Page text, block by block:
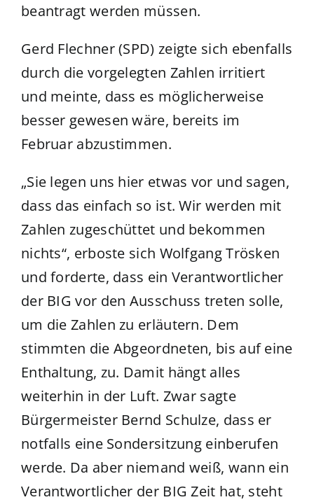
beantragt werden müssen.
Gerd Flechner (SPD) zeigte sich ebenfalls
durch die vorgelegten Zahlen irritiert
und meinte, dass es möglicherweise
besser gewesen wäre, bereits im
Februar abzustimmen.
„Sie legen uns hier etwas vor und sagen,
dass das einfach so ist. Wir werden mit
Zahlen zugeschüttet und bekommen
nichts“, erboste sich Wolfgang Trösken
und forderte, dass ein Verantwortlicher
der BIG vor den Ausschuss treten solle,
um die Zahlen zu erläutern. Dem
stimmten die Abgeordneten, bis auf eine
Enthaltung, zu. Damit hängt alles
weiterhin in der Luft. Zwar sagte
Bürgermeister Bernd Schulze, dass er
notfalls eine Sondersitzung einberufen
werde. Da aber niemand weiß, wann ein
Verantwortlicher der BIG Zeit hat, steht